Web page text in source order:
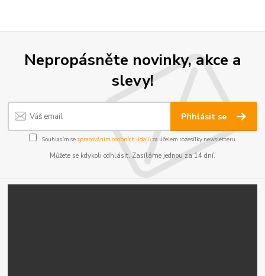
Nepropásněte novinky, akce a
slevy!
Přihlásit se
Souhlasím se zpracováním osobních údajůza účelem rozesílky newsletteru.
Můžete se kdykoli odhlásit. Zasíláme jednou za 14 dní.